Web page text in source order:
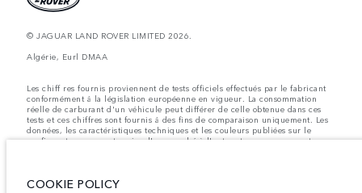
© JAGUAR LAND ROVER LIMITED 2026.
Algérie, Eurl DMAA
Les chiff res fournis proviennent de tests officiels effectués par le fabricant
conformément å la législation européenne en vigueur. La consommation
réelle de carburant d'un véhicule peut différer de celle obtenue dans ces
tests et ces chiffres sont fournis å des fins de comparaison uniquement. Les
données, les caractéristiques techniques et les couleurs publiées sur le
configurateur peuvent varier d'un marché à l'autre et ne comprennent pas
Les poids indiqués correspondent à des spécifications de véhicule standard.
COOKIE POLICY